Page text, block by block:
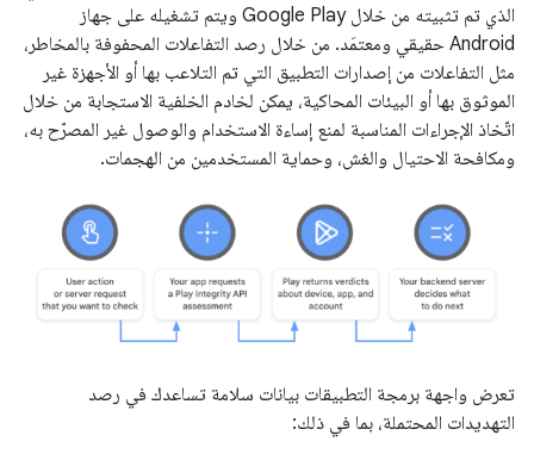
الذي تم تثبيته من خلال Google Play ويتم تشغيله على جهاز
Android حقيقي ومعتمَد. من خلال رصد التفاعلات المحفوفة بالمخاطر،
مثل التفاعلات من إصدارات التطبيق التي تم التلاعب بها أو الأجهزة غير
الموثوق بها أو البيئات المحاكية، يمكن لخادم الخلفية الاستجابة من خلال
اتّخاذ الإجراءات المناسبة لمنع إساءة الاستخدام والوصول غير المصرّح به،
ومكافحة الاحتيال والغش، وحماية المستخدمين من الهجمات.
تعرض واجهة برمجة التطبيقات بيانات سلامة تساعدك في رصد
التهديدات المحتملة، بما في ذلك: